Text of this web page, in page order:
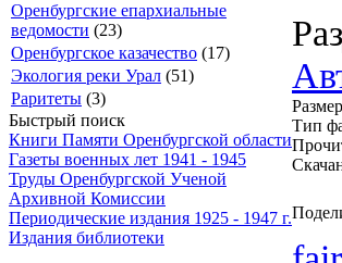
Оренбургские епархиальные
ведомости (23)
Оренбургское казачество (17)
Экология реки Урал (51)
Раритеты (3)
Быстрый поиск
Книги Памяти Оренбургской области
Газеты военных лет 1941 - 1945
Труды Оренбургской Ученой
Архивной Комиссии
Периодические издания 1925 - 1947 г.
Издания библиотеки
Тип